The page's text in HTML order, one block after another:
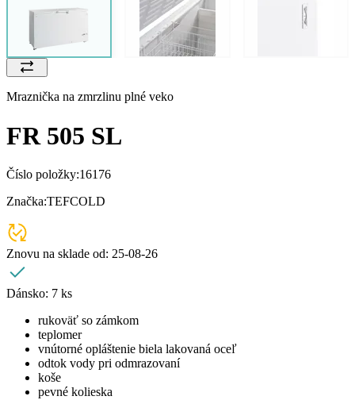
Mraznička na zmrzlinu plné veko
FR 505 SL
Číslo položky:16176
Značka:TEFCOLD
Znovu na sklade od: 25-08-26
Dánsko: 7 ks
rukoväť so zámkom
teplomer
vnútorné opláštenie biela lakovaná oceľ
odtok vody pri odmrazovaní
koše
pevné kolieska